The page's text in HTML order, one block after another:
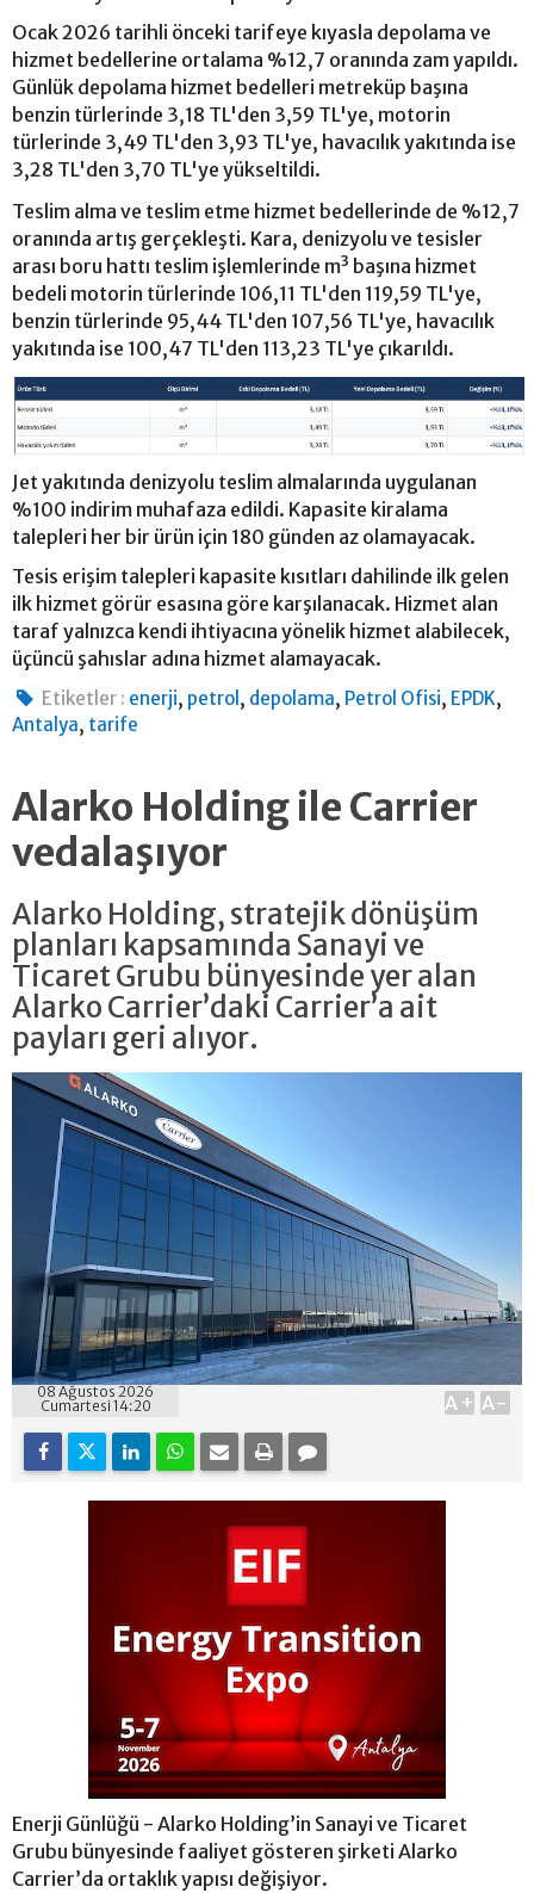
Ocak 2026 tarihli önceki tarifeye kıyasla depolama ve
hizmet bedellerine ortalama %12,7 oranında zam yapıldı.
Günlük depolama hizmet bedelleri metreküp başına
benzin türlerinde 3,18 TL'den 3,59 TL'ye, motorin
türlerinde 3,49 TL'den 3,93 TL'ye, havacılık yakıtında ise
3,28 TL'den 3,70 TL'ye yükseltildi.
Teslim alma ve teslim etme hizmet bedellerinde de %12,7
oranında artış gerçekleşti. Kara, denizyolu ve tesisler
arası boru hattı teslim işlemlerinde m³ başına hizmet
bedeli motorin türlerinde 106,11 TL'den 119,59 TL'ye,
benzin türlerinde 95,44 TL'den 107,56 TL'ye, havacılık
yakıtında ise 100,47 TL'den 113,23 TL'ye çıkarıldı.
Jet yakıtında denizyolu teslim almalarında uygulanan
%100 indirim muhafaza edildi. Kapasite kiralama
talepleri her bir ürün için 180 günden az olamayacak.
Tesis erişim talepleri kapasite kısıtları dahilinde ilk gelen
ilk hizmet görür esasına göre karşılanacak. Hizmet alan
taraf yalnızca kendi ihtiyacına yönelik hizmet alabilecek,
üçüncü şahıslar adına hizmet alamayacak.
Etiketler : enerji, petrol , depolama, Petrol Ofisi, EPDK,
Antalya, tarife
Alarko Holding ile Carrier
vedalaşıyor
Alarko Holding, stratejik dönüşüm
planları kapsamında Sanayi ve
Ticaret Grubu bünyesinde yer alan
Alarko Carrier’daki Carrier’a ait
payları geri alıyor.
08 Ağustos 2026
Cumartesi 14:20
A+ A-
Enerji Günlüğü - Alarko Holding’in Sanayi ve Ticaret
Grubu bünyesinde faaliyet gösteren şirketi Alarko
Carrier’da ortaklık yapısı değişiyor.